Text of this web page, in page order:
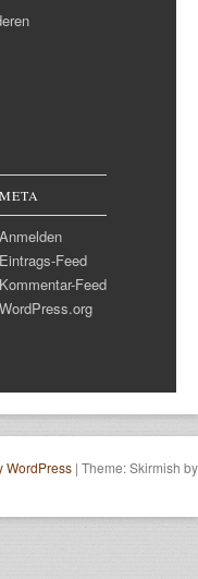
META
Anmelden
Eintrags-Feed
Kommentar-Feed
WordPress.org
WordPress | Theme: Skirmish by